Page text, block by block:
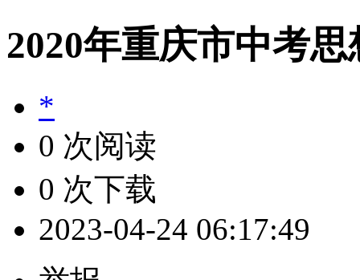
2020年重庆市中考
*
0 次阅读
0 次下载
2023-04-24 06:17:49